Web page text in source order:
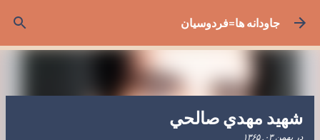
رد شدن به محتوای اصلیجاودانه ها=فردوسیان
شهید مهدي صالحي
در بهمن ۰۳, ۱۳۶۵